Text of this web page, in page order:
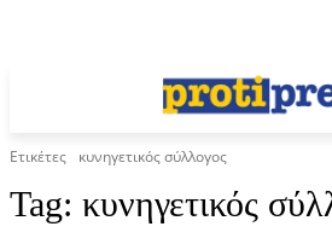
Ετικέτες κυνηγετικός σύλλογος
Tag: κυνηγετικός